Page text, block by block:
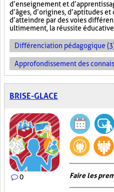
d’enseignement et
d’âges, d’origines, d’aptitudes
d’atteindre par des voies
ultimement, la réussite
Différenciation pédagogique
Approfondissement des
BRISE-GLACE
0 Faire les